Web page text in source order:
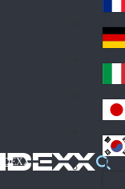
IDEXX
d
nc
e
an
yy
an
Ko